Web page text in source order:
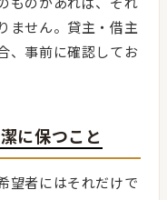
ません。貸主・借主
、事前に確認してお
に保つこと
望者にはそれだけで